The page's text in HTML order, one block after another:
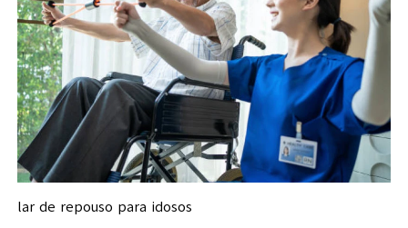
lar de repouso para idosos